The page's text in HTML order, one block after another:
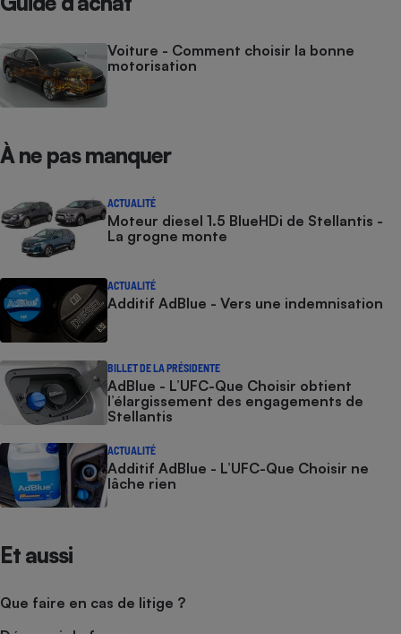
Voiture - Comment choisir la bonne
motorisation
À ne pas manquer
ACTUALITÉ
Moteur diesel 1.5 BlueHDi de Stellantis -
La grogne monte
ACTUALITÉ
Additif AdBlue - Vers une indemnisation
BILLET DE LA PRÉSIDENTE
AdBlue - L’UFC-Que Choisir obtient
l’élargissement des engagements de
Stellantis
ACTUALITÉ
Additif AdBlue - L’UFC-Que Choisir ne
lâche rien
Et aussi
Que faire en cas de litige ?